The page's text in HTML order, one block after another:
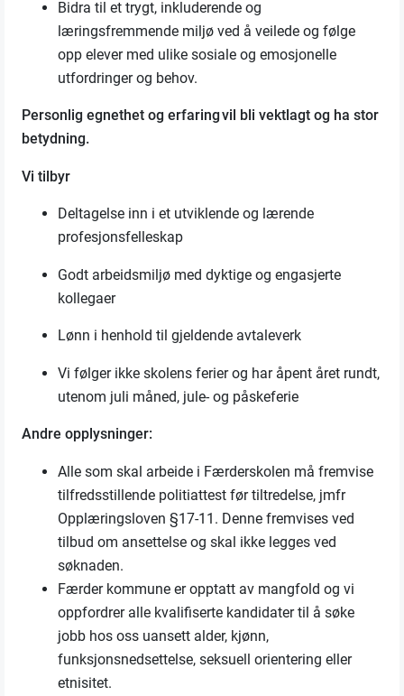
Bidra til et trygt, inkluderende og
læringsfremmende miljø ved åveilede ogfølge
opp elever med ulike sosiale og emosjonelle
utfordringer og behov.
Personlig egnethet og erfaring vil bli vektlagt og ha stor
betydning.
Vi tilbyr
Deltagelse inn i et utviklende og lærende
profesjonsfelleskap
Godt arbeidsmiljø med dyktige og engasjerte
kollegaer
Lønn i henhold til gjeldende avtaleverk
Vi følger ikke skolens ferier og har åpent året rundt,
utenom juli måned, jule- og påskeferie
Andre opplysninger:
Alle som skal arbeide i Færderskolen må fremvise
tilfredsstillende politiattest før tiltredelse, jmfr
Opplæringsloven §17-11. Denne fremvises ved
tilbud om ansettelse og skal ikke legges ved
søknaden.
Færder kommune er opptatt av mangfold og vi
oppfordrer alle kvalifiserte kandidater til å søke
jobb hos oss uansett alder, kjønn,
funksjonsnedsettelse, seksuell orientering eller
etnisitet.